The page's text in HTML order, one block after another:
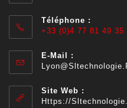
Téléphone :
+33 (0)4 77 81 49 35
E-Mail :
Site Web :
Https://